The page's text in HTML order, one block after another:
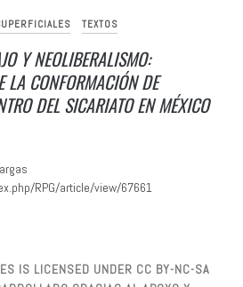
TEXTOS
Y NEOLIBERALISMO:
LA CONFORMACIÓN DE
DEL SICARIATO EN MÉXICO
RPG/article/view/67661
IS LICENSED UNDER CC BY-NC-SA